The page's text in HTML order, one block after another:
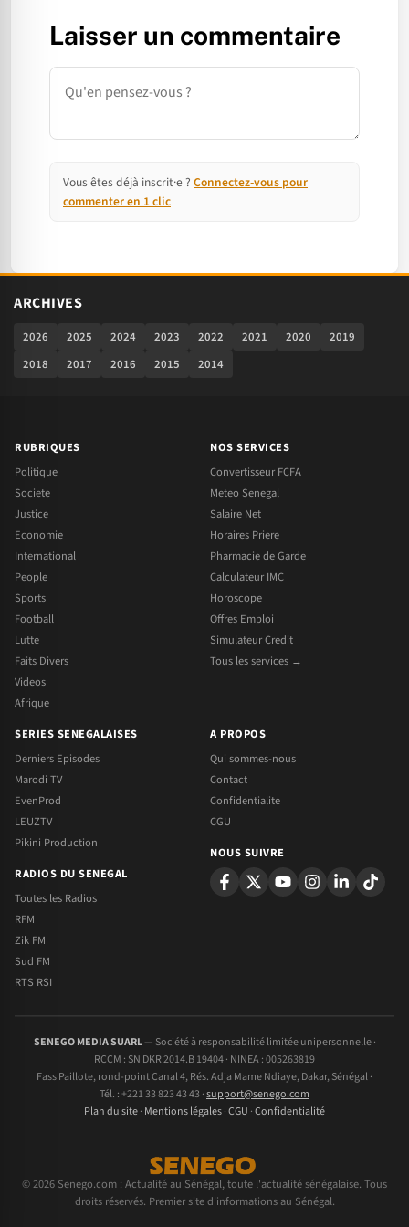
Laisser un commentaire
Commentaire
Vous êtes déjà inscrit·e ? Connectez-vous pour
commenter en 1 clic
ARCHIVES
2026 2025 2024 2023 2022 2021 2020
2019
2018
2017 2016 2015 2014
RUBRIQUES
Politique
Societe
Justice
Economie
International
People
Sports
Football
Lutte
Faits Divers
Videos
Afrique
NOS SERVICES
Convertisseur FCFA
Meteo Senegal
Salaire Net
Horaires Priere
Pharmacie de Garde
Calculateur IMC
Horoscope
Offres Emploi
Simulateur Credit
Tous les services →
SERIES SENEGALAISES
Derniers Episodes
Marodi TV
EvenProd
LEUZTV
Pikini Production
RADIOS DU SENEGAL
Toutes les Radios
RFM
Zik FM
Sud FM
RTS RSI
A PROPOS
Qui sommes-nous
Contact
Confidentialite
CGU
NOUS SUIVRE
SENEGO MEDIA SUARL— Société à responsabilité limitée unipersonnelle ·
RCCM : SN DKR 2014.B 19404 · NINEA : 005263819
Fass Paillote, rond-point Canal 4, Rés. Adja Mame Ndiaye, Dakar, Sénégal ·
Tél. : +221 33 823 43 43 ·support@senego.com
Plan du site· Mentions légales·CGU ·Confidentialité
© 2026 Senego.com : Actualité au Sénégal, toute l'actualité sénégalaise. Tous
droits réservés. Premier site d'informations au Sénégal.